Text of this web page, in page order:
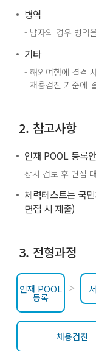
병역
- 남자의 경우 병역
기타
- 해외여행에 결격
- 채용검진 기준에
2. 참고사항
인재 POOL 등록
상시 검토 후 면접
체력테스트는 국
면접 시 제출)
3. 전형과정
인재 POOL
등록
채용검진